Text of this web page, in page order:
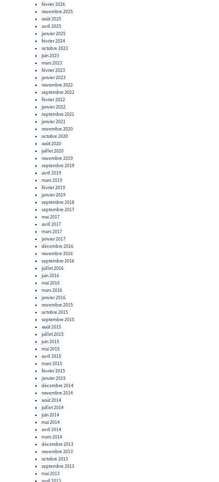
février 2026
novembre 2025
août 2025
avril 2025
janvier 2025
février 2024
octobre 2023
juin 2023
mars 2023
février 2023
janvier 2023
novembre 2022
septembre 2022
février 2022
janvier 2022
septembre 2021
janvier 2021
novembre 2020
octobre 2020
août 2020
juillet 2020
novembre 2019
septembre 2019
avril 2019
mars 2019
février 2019
janvier 2019
septembre 2018
septembre 2017
mai 2017
avril 2017
mars 2017
janvier 2017
décembre 2016
novembre 2016
septembre 2016
juillet 2016
juin 2016
mai 2016
mars 2016
janvier 2016
novembre 2015
octobre 2015
septembre 2015
août 2015
juillet 2015
juin 2015
mai 2015
avril 2015
mars 2015
février 2015
janvier 2015
décembre 2014
novembre 2014
août 2014
juillet 2014
juin 2014
mai 2014
avril 2014
mars 2014
décembre 2013
novembre 2013
octobre 2013
septembre 2013
mai 2013
avril 2013